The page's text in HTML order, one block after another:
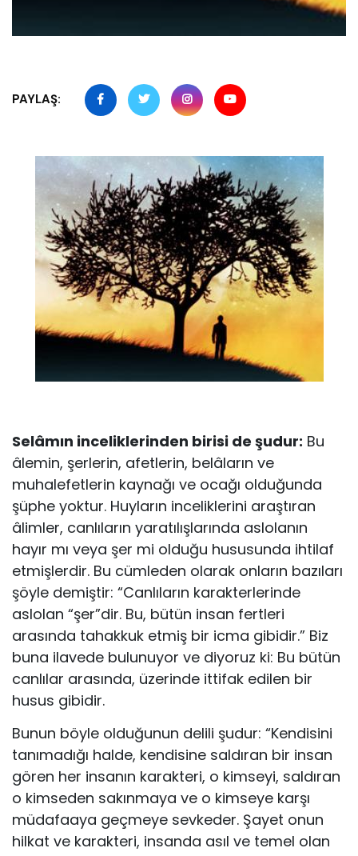
PAYLAŞ:
Selâmın inceliklerinden birisi de şudur: Bu
âlemin, şerlerin, afetlerin, belâların ve
muhalefetlerin kaynağı ve ocağı olduğunda
şüphe yoktur. Huyların inceliklerini araştıran
âlimler, canlıların yaratılışlarında aslolanın
hayır mı veya şer mi olduğu hususunda ihtilaf
etmişlerdir. Bu cümleden olarak onların bazıları
şöyle demiştir: “Canlıların karakterlerinde
aslolan “şer”dir. Bu, bütün insan fertleri
arasında tahakkuk etmiş bir icma gibidir.” Biz
buna ilavede bulunuyor ve diyoruz ki: Bu bütün
canlılar arasında, üzerinde ittifak edilen bir
husus gibidir.
Bunun böyle olduğunun delili şudur: “Kendisini
tanımadığı halde, kendisine saldıran bir insan
gören her insanın karakteri, o kimseyi, saldıran
o kimseden sakınmaya ve o kimseye karşı
müdafaaya geçmeye sevkeder. Şayet onun
hilkat ve karakteri, insanda asıl ve temel olan